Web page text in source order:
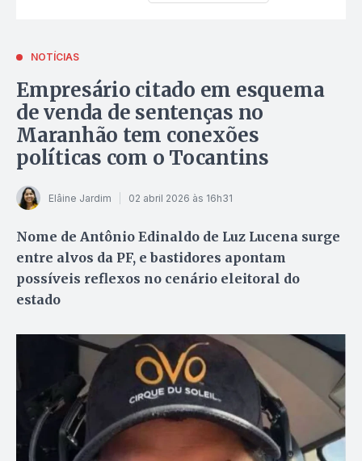
NOTÍCIAS
Empresário citado em esquema
de venda de sentenças no
Maranhão tem conexões
políticas com o Tocantins
Elâine Jardim 02 abril 2026 às 16h31
Nome de Antônio Edinaldo de Luz Lucena surge
entre alvos da PF, e bastidores apontam
possíveis reflexos no cenário eleitoral do
estado